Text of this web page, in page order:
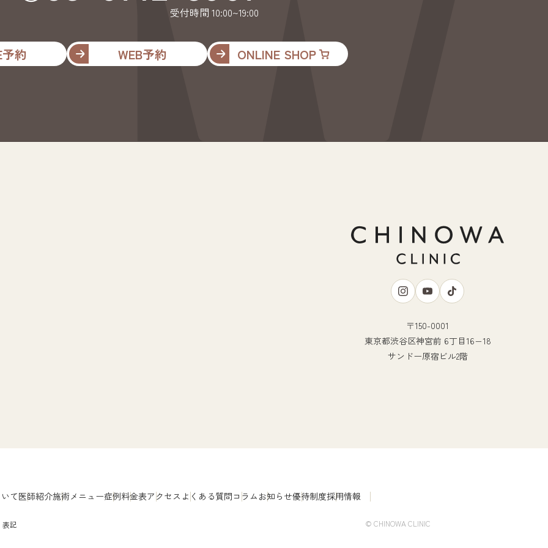
受付時間 10:00~19:00
約 WEB予約 ONLINE SHOP
〒150-0001
東京都渋谷区神宮前 6丁目16−18
サンドー原宿ビル2階
て医師紹介施術メニュー症例料金表アクセス よくある質問コラム お知らせ優待制度採用情報
表記 © CHINOWA CLINIC